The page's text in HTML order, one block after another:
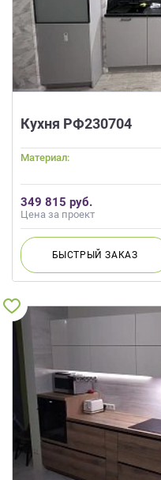
Кухня РФ230704
Материал:
349 815 руб.
Цена за проект
БЫСТРЫЙЗАКАЗ